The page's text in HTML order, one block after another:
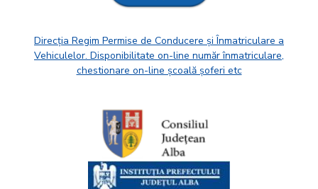
Direcția Regim Permise de Conducere și Înmatriculare a
Vehiculelor. Disponibilitate on-line număr înmatriculare,
chestionare on-line școală șoferi etc